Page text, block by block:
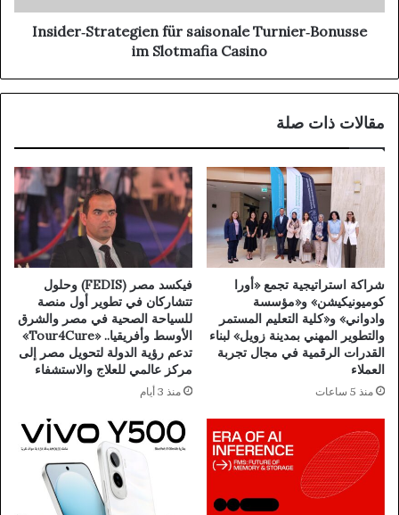
Insider‑Strategien für saisonale Turnier‑Bonusse
im Slotmafia Casino
مقالات ذات صلة
شراكة استراتيجية تجمع «أورا
كوميونيكيشن» و«مؤسسة
وادواني» و«كلية التعليم المستمر
والتطوير المهني بمدينة زويل» لبناء
القدرات الرقمية في مجال تجربة
العملاء
منذ 5 ساعات
فيكسد مصر (FEDIS) وحلول
تتشاركان في تطوير أول منصة
للسياحة الصحية في مصر والشرق
الأوسط وأفريقيا.. «Tour4Cure»
تدعم رؤية الدولة لتحويل مصر إلى
مركز عالمي للعلاج والاستشفاء
منذ 3 أيام